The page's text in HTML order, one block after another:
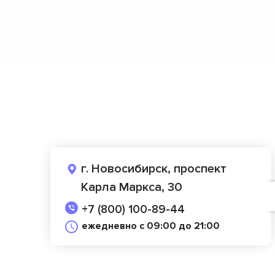
г. Новосибирск, проспект
Карла Маркса, 30
+7 (800) 100-89-44
ежедневно с 09:00 до 21:00